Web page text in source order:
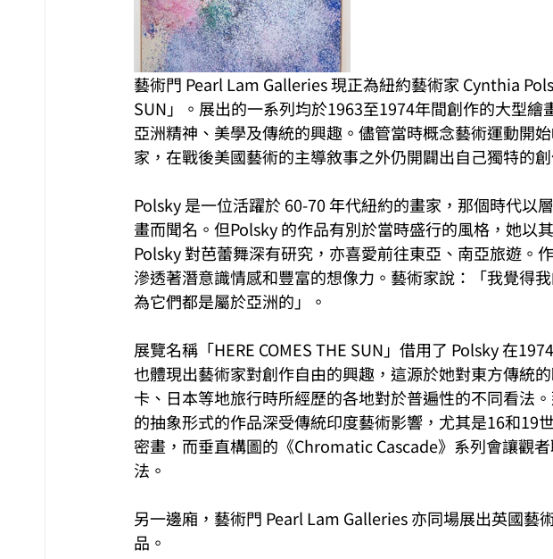
藝術門 Pearl Lam Galleries 現正為紐約藝術家 Cynthia
SUN」。展出的一系列均於1963至1974年間創作的大型
亞洲精神、美學及傳統的興趣。儘管當時概念藝術運動開
家，在戰後美國藝術的主導敘事之外仍開闢出自己獨特的創
Polsky 是一位活躍於 60-70 年代紐約的畫家，那個時代以
畫而聞名。但Polsky 的作品有別於當時盛行的風格，她以
Polsky 對芭蕾舞深有研究，亦喜愛前往東亞、南亞旅遊。
滲透著潛意識情感和豐富的想像力。藝術家說：「我覺得
為它們都是屬於亞洲的」。
展覽名稱「HERE COMES THE SUN」借用了 Polsky 在
也體現出藝術家對創作自由的興趣，這源於她對東方傳統
卡、日本等地旅行時所經歷的各地對於普遍性的不同看法
的抽象形式的作品深受傳統印度藝術影響，尤其是16和19
密畫，而垂直構圖的《Chromatic Cascade》系列會讓觀
法。
另一邊廂，藝術門 Pearl Lam Galleries 亦同場展出英國
品。